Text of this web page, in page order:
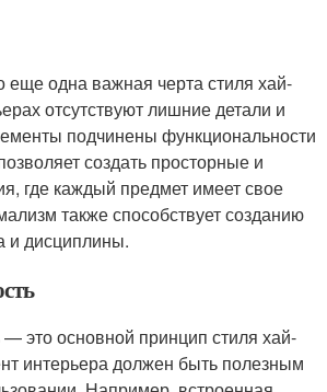
одна важная черта стиля хай-
отсутствуют лишние детали и
подчинены функциональности
создать просторные и
где каждый предмет имеет свое
также способствует созданию
и дисциплины.
это основной принцип стиля хай-
интерьера должен быть полезным